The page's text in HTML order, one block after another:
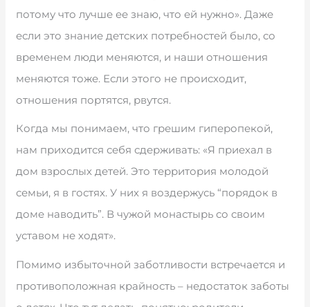
потому что лучше ее знаю, что ей нужно». Даже
если это знание детских потребностей было, со
временем люди меняются, и наши отношения
меняются тоже. Если этого не происходит,
отношения портятся, рвутся.
Когда мы понимаем, что грешим гиперопекой,
нам приходится себя сдерживать: «Я приехал в
дом взрослых детей. Это территория молодой
семьи, я в гостях. У них я воздержусь “порядок в
доме наводить”. В чужой монастырь со своим
уставом не ходят».
Помимо избыточной заботливости встречается и
противоположная крайность – недостаток заботы